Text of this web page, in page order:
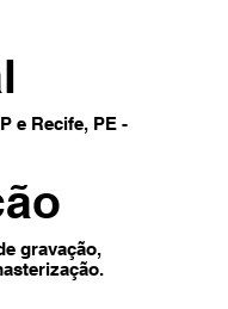
e Recife, PE -
gravação,